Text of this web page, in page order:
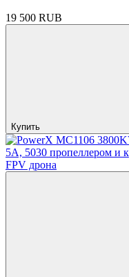
19 500 RUB
Купить